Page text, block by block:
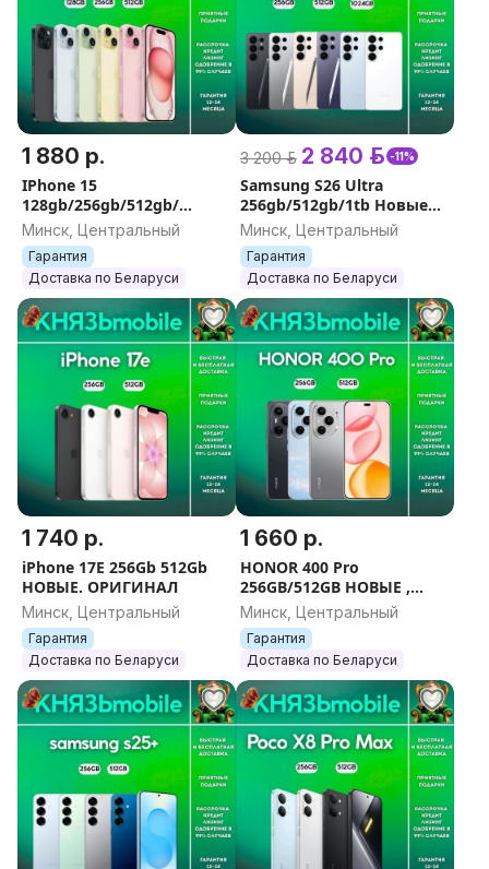
1 880 р.
IPhone 15
128gb/256gb/512gb/
ГАРАНТИЯ/ДОСТАВКА
Минск, Центральный
Гарантия
Доставка по Беларуси
3 200 р. 2 840 р. -11%
Samsung S26 Ultra
256gb/512gb/1tb Новые
Гарантия
Минск, Центральный
Гарантия
Доставка по Беларуси
1 740 р.
iPhone 17E 256Gb 512Gb
НОВЫЕ. ОРИГИНАЛ
Минск, Центральный
Гарантия
Доставка по Беларуси
1 660 р.
HONOR 400 Pro
256GB/512GB НОВЫЕ ,
ГАРАНТИЯ
Минск, Центральный
Гарантия
Доставка по Беларуси